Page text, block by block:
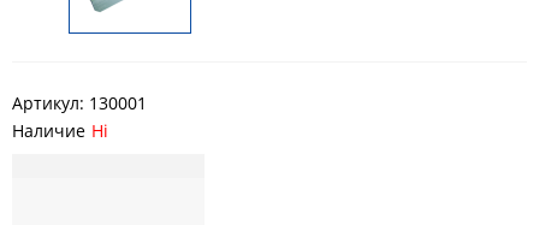
Артикул: 130001
Наличие Ні